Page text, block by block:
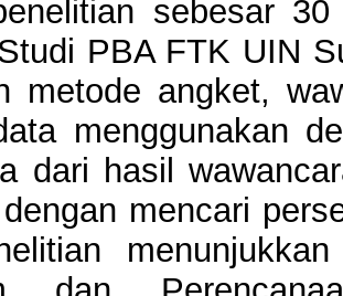
sebesar
PBA FTK UIN
metode angket,
menggunakan
dari hasil
mencari